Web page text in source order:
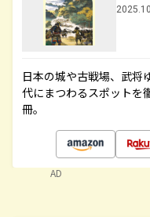
日本の城や古戦場、武将
代にまつわるスポットを
冊。
AD